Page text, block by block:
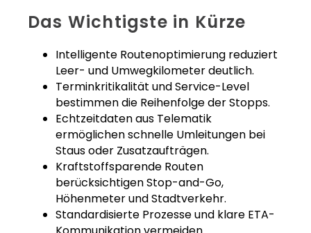
Das Wichtigste in Kürze
Intelligente Routenoptimierung reduziert
Leer- und Umwegkilometer deutlich.
Terminkritikalität und Service-Level
bestimmen die Reihenfolge der Stopps.
Echtzeitdaten aus Telematik
ermöglichen schnelle Umleitungen bei
Staus oder Zusatzaufträgen.
Kraftstoffsparende Routen
berücksichtigen Stop-and-Go,
Höhenmeter und Stadtverkehr.
Standardisierte Prozesse und klare ETA-